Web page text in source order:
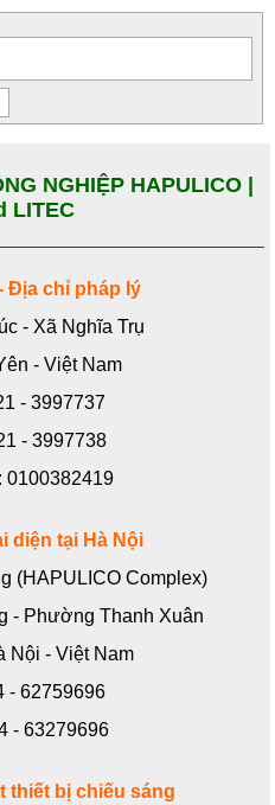
NGHIỆP HAPULICO |
LITEC
Địa chỉ pháp lý
- Xã Nghĩa Trụ
- Việt Nam
- 3997737
- 3997738
0100382419
diện tại Hà Nội
(HAPULICO Complex)
- Phường Thanh Xuân
Nội - Việt Nam
- 62759696
- 63279696
thiết bị chiếu sáng